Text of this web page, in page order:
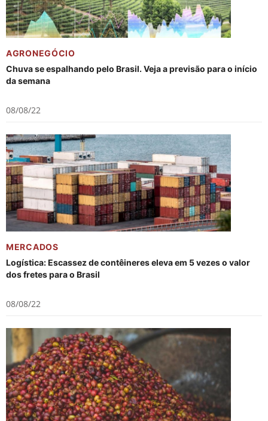
AGRONEGÓCIO
Chuva se espalhando pelo Brasil. Veja a previsão para o início
da semana
08/08/22
MERCADOS
Logística: Escassez de contêineres eleva em 5 vezes o valor
dos fretes para o Brasil
08/08/22